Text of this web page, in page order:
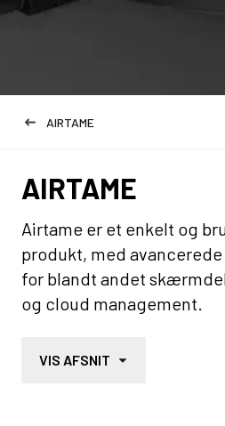
AIRTAME
AIRTAME
Airtame er et enkelt og
produkt, med
for blandt andet
og cloud management.
VIS AFSNIT